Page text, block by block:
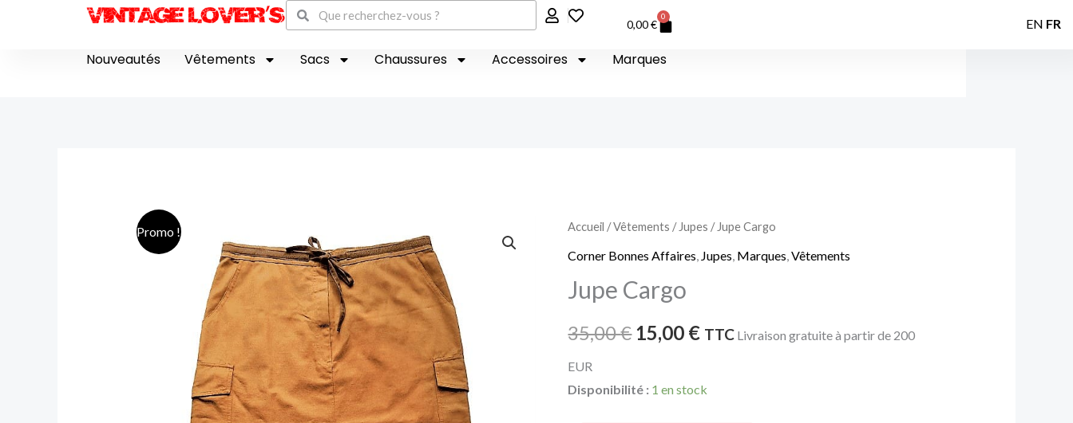
Rechercher
Rechercher
0,00€
0
Panier
Nouveautés Vêtements Sacs Chaussures Accessoires Marques
Promo ! Accueil /Vêtements / Jupes / Jupe Cargo
Corner Bonnes Affaires, Jupes, Marques,Vêtements
Jupe Cargo
35,00€
Le
prix
initial
était :
15,00 €
Le
prix
est :
TTC Livraison gratuite à partir de 200
EUR
Disponibilité : 1 en stock
quantité
de
Cargo
EN FR